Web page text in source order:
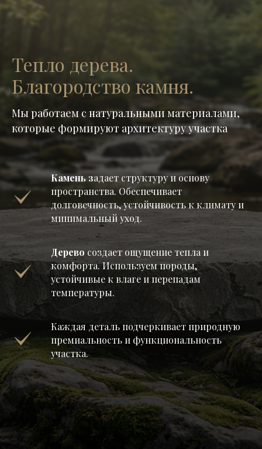
Тепло дерева.
Благородство камня.
Мы работаем с натуральными материалами,
которые формируют архитектуру участка
Камень задает структуру и основу
пространства. Обеспечивает
долговечность, устойчивость к климату и
минимальный уход.
Деревосоздает ощущение тепла и
комфорта. Используем породы,
устойчивые к влаге и перепадам
температуры.
Каждая деталь подчеркивает природную
премиальность и функциональность
участка.